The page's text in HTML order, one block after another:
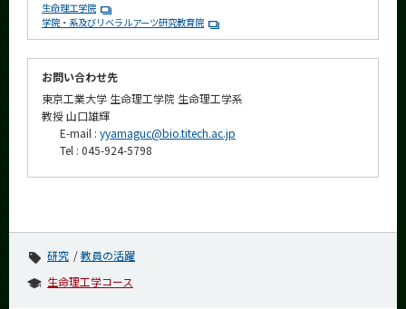
生命理工学院
学院・系及びリベラルアーツ研究教育院
お問い合わせ先
東京工業大学 生命理工学院 生命理工学系
教授 山口雄輝
E-mail : yyamaguc@bio.titech.ac.jp
Tel : 045-924-5798
研究
教員の活躍
生命理工学コース